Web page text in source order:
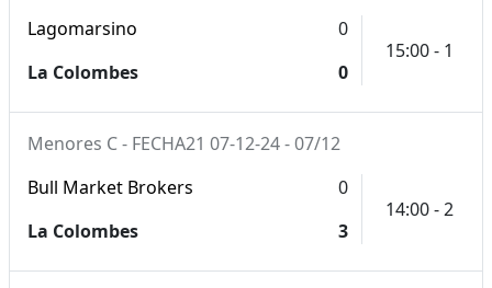
Lagomarsino
0
La Colombes
0
15:00 - 1
Menores C - FECHA21 07-12-24 - 07/12
Bull Market Brokers
0
La Colombes
3
14:00 - 2